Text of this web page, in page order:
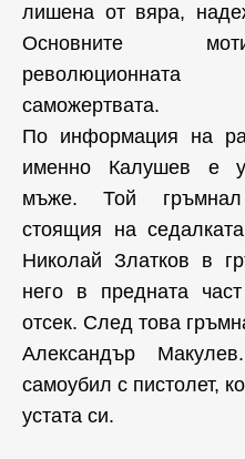
лишена от вяра,
Основните
саможертвата.
По информация на
именно Калушев е
мъже. Той
стоящия на
Николай Златков в
него в предната
отсек. След това
Александър
самоубил с пистолет,
устата си.